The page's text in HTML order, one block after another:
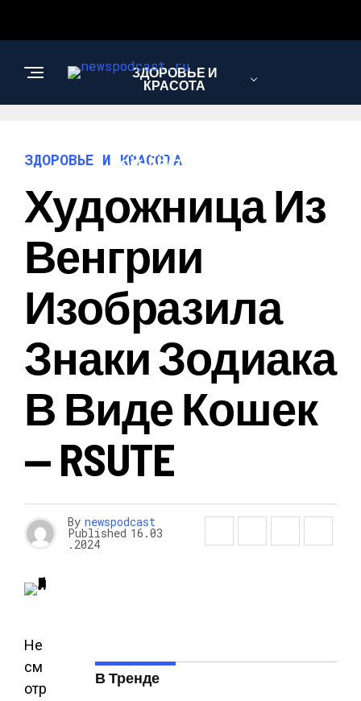
ЗДОРОВЬЕ И
КРАСОТА
ИНТЕРЕСНОЕ И
ПОЗНАВАТЕЛЬНОЕ
ЗДОРОВЬЕ И КРАСОТА
Художница Из
Венгрии
Изобразила
Знаки Зодиака
В Виде Кошек
— RSUTE
By newspodcast
Published 16.03
.2024
Не
см
отр
В Тренде